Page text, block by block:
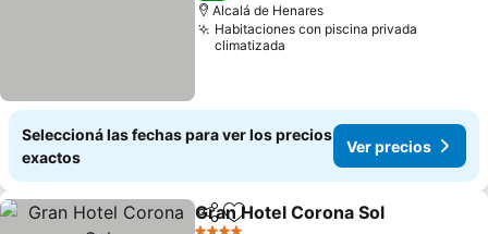
Alcalá de Henares
Habitaciones con piscina privada
climatizada
Seleccioná las fechas para ver los precios
exactos
Ver precios
CompartirAñadir a favoritos
Gran Hotel Corona Sol